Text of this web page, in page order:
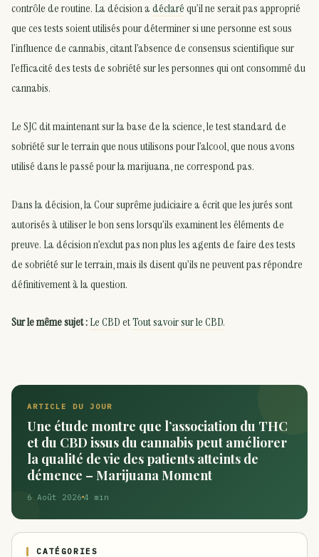
contrôle de routine. La décision adéclaréqu’il ne serait pas approprié
que ces tests soient utilisés pour déterminer si une personne est sous
l’influence de cannabis, citant l’absence de consensus scientifique sur
l’efficacité des tests de sobriété sur les personnes qui ont consommé du
cannabis.
Le SJC dit maintenant sur la base de la science, le test standard de
sobriété sur le terrain que nous utilisons pour l’alcool, que nous avons
utilisé dans le passé pour la marijuana, ne correspond pas.
Dans la décision, la Cour suprême judiciaire a écrit que les jurés sont
autorisés à utiliser le bon sens lorsqu’ils examinent les éléments de
preuve. La décision n’exclut pas non plus les agents de faire des tests
de sobriété sur le terrain, mais ils disent qu’ils ne peuvent pas répondre
définitivement à la question.
Sur le même sujet :Le CBDetTout savoir sur le CBD.
ARTICLE DU JOUR
Une étude montre que l’association du THC
et du CBD issus du cannabis peut améliorer
la qualité de vie des patients atteints de
démence – Marijuana Moment
6 Août 2026 4 min
CATÉGORIES